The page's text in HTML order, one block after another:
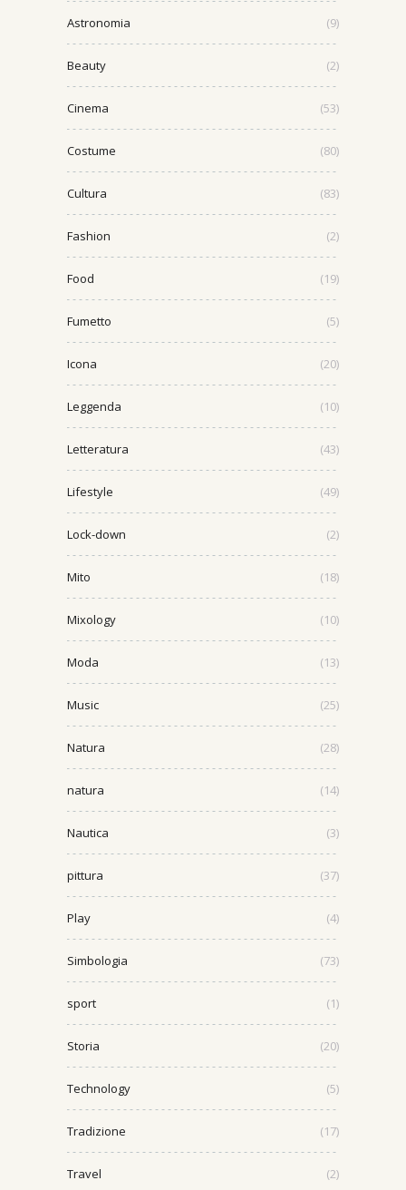
Astronomia (9)
Beauty (2)
Cinema (53)
Costume (80)
Cultura (83)
Fashion (2)
Food (19)
Fumetto (5)
Icona (20)
Leggenda (10)
Letteratura (43)
Lifestyle (49)
Lock-down (2)
Mito (18)
Mixology (10)
Moda (13)
Music (25)
Natura (28)
natura (14)
Nautica (3)
pittura (37)
Play (4)
Simbologia (73)
sport (1)
Storia (20)
Technology (5)
Tradizione (17)
Travel (2)